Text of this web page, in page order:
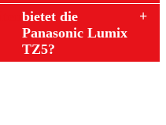
bietet die
Panasonic Lumix
TZ5?